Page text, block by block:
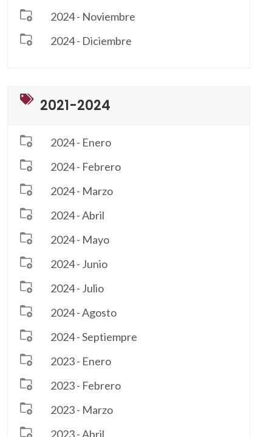
2024 - Noviembre
2024 - Diciembre
2021-2024
2024 - Enero
2024 - Febrero
2024 - Marzo
2024 - Abril
2024 - Mayo
2024 - Junio
2024 - Julio
2024 - Agosto
2024 - Septiempre
2023 - Enero
2023 - Febrero
2023 - Marzo
2023 - Abril